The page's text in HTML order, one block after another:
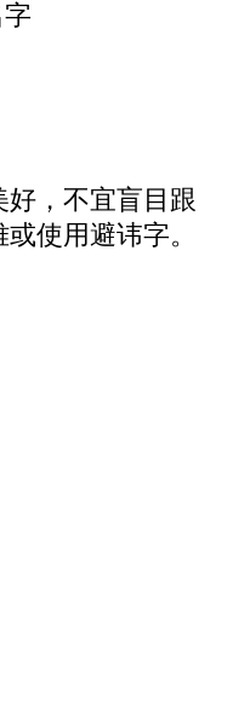
，不宜盲目跟
使用避讳字。